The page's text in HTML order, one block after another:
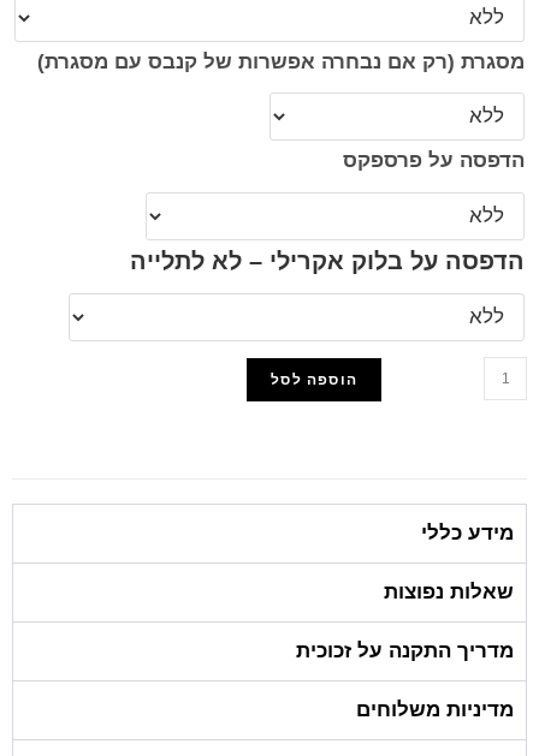
מסגרת (רק אם נבחרה אפשרות של קנבס עם מסגרת)
הדפסה על פרספקס
הדפסה על בלוק אקרילי – לא לתלייה
הוספה לסל
מידע כללי
שאלות נפוצות
מדריך התקנה על זכוכית
מדיניות משלוחים